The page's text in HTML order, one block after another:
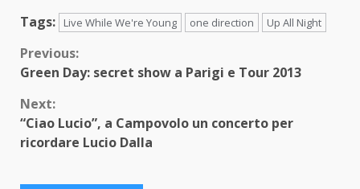
Tags:
Live While We're Young one direction Up All Night
Continue
Reading
Previous:
Green Day: secret show a Parigi e Tour 2013
Next:
“Ciao Lucio”, a Campovolo un concerto per
ricordare Lucio Dalla